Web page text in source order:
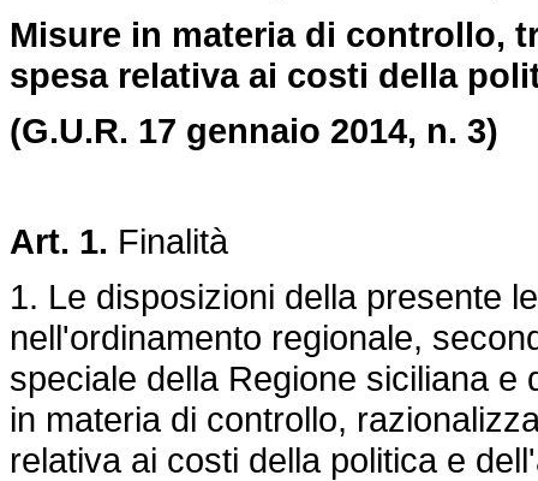
Misure in materia di controllo,
spesa relativa ai costi della
(G.U.R. 17 gennaio 2014, n. 3)
Art. 1. Finalità
1. Le disposizioni della presente
nell'ordinamento regionale,
speciale della Regione siciliana
in materia di controllo,
relativa ai costi della politica e